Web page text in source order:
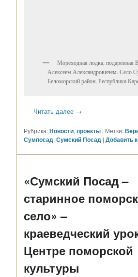
Мореходная лодка, подаренная
Алексеем Александровичем. Село
Беломорский район, Республика
Читать далее →
Рубрика:Новости,проекты | Метки:
Сумпосад,Сумский Посад |Добавить
«Сумский Посад –
старинное
село» –
краеведческий
Центре поморской
культуры